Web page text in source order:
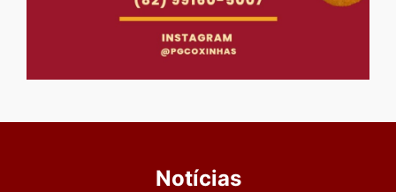
Notícias